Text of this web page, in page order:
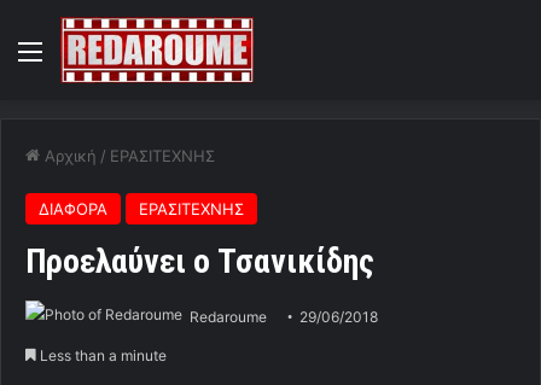
Menu
Αρχική / ΕΡΑΣΙΤΕΧΝΗΣ
ΔΙΑΦΟΡΑ ΕΡΑΣΙΤΕΧΝΗΣ
Προελαύνει ο Τσανικίδης
Redaroume 29/06/2018
Less than a minute